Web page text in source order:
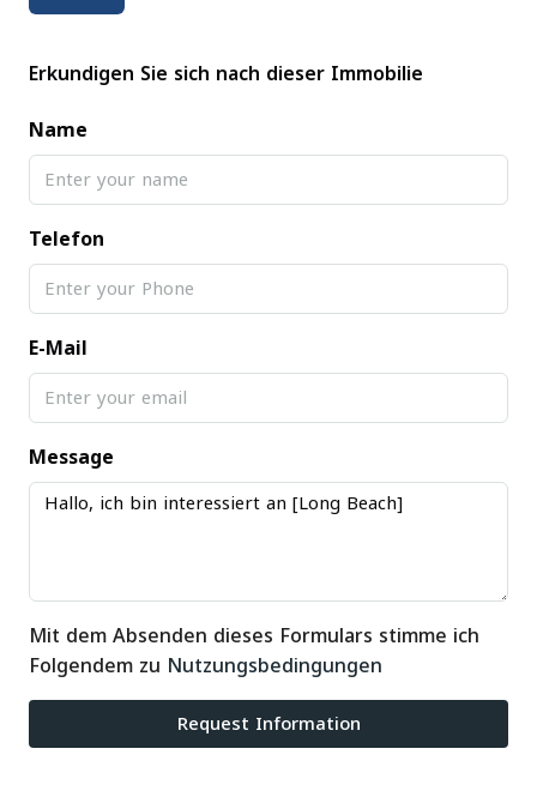
Erkundigen Sie sich nach dieser Immobilie
Name
Telefon
E-Mail
Message
Mit dem Absenden dieses Formulars stimme ich
Folgendem zu Nutzungsbedingungen
Request Information